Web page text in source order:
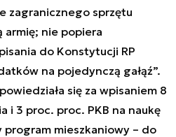
zagranicznego sprzętu
armię; nie popiera
do Konstytucji RP
na pojedynczą gałąź”.
się za wpisaniem 8
i 3 proc. proc. PKB na naukę
program mieszkaniowy – do